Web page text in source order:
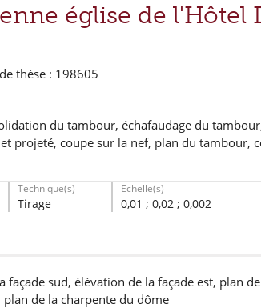
église de l'Hôtel
thèse : 198605
du tambour, échafaudage du
projeté, coupe sur la nef, plan du tambour,
Technique(s) Echelle(s)
Tirage 0,01 ; 0,02 ; 0,002
façade sud, élévation de la façade est, plan
de la charpente du dôme